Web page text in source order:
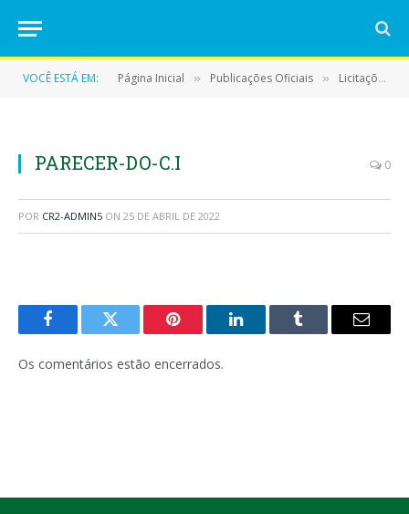
VOCÊ ESTÁ EM: Página Inicial » Publicações Oficiais » Licitações
PARECER-DO-C.I 0
POR CR2-ADMIN5 ON 25 DE ABRIL DE 2022
FacebookTwitter Pinterest LinkedInTumblr
E-
Os comentários estão encerrados.